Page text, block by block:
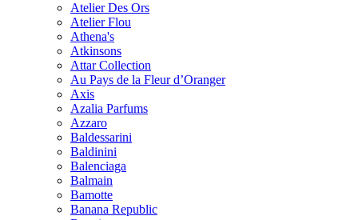
Atelier Des Ors
Atelier Flou
Athena's
Atkinsons
Attar Collection
Au Pays de la Fleur d’Oranger
Axis
Azalia Parfums
Azzaro
Baldessarini
Baldinini
Balenciaga
Balmain
Bamotte
Banana Republic